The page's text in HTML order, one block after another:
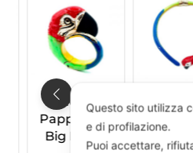
Bracciale
Pappagallo
Big Rosso
rosso
Questo sito utilizza
e di profilazione.
Puoi accettare,